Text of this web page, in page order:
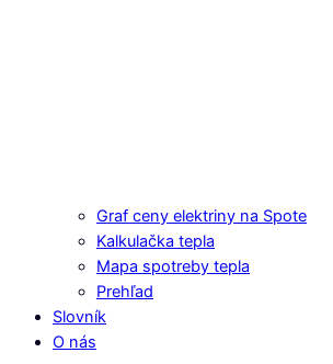
Graf ceny elektriny na Spote
Kalkulačka tepla
Mapa spotreby tepla
Prehľad
Slovník
O nás